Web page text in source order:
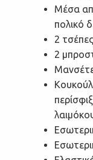
Μέσα
πολικό
2
2